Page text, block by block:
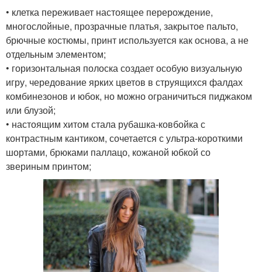
• клетка переживает настоящее перерождение,
многослойные, прозрачные платья, закрытое пальто,
брючные костюмы, принт используется как основа, а не
отдельным элементом;
• горизонтальная полоска создает особую визуальную
игру, чередование ярких цветов в струящихся фалдах
комбинезонов и юбок, но можно ограничиться пиджаком
или блузой;
• настоящим хитом стала рубашка-ковбойка с
контрастным кантиком, сочетается с ультра-короткими
шортами, брюками паллацо, кожаной юбкой со
звериным принтом;